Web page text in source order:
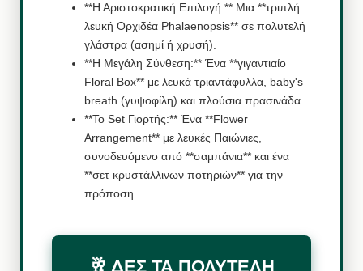
**Η Αριστοκρατική Επιλογή:** Μια **τριπλή
λευκή Ορχιδέα Phalaenopsis** σε πολυτελή
γλάστρα (ασημί ή χρυσή).
**Η Μεγάλη Σύνθεση:** Ένα **γιγαντιαίο
Floral Box** με λευκά τριαντάφυλλα, baby's
breath (γυψοφίλη) και πλούσια πρασινάδα.
**Το Set Γιορτής:** Ένα **Flower
Arrangement** με λευκές Παιώνιες,
συνοδευόμενο από **σαμπάνια** και ένα
**σετ κρυστάλλινων ποτηριών** για την
πρόποση.
🥂 ΔΕΣ ΤΑ ΠΟΛΥΤΕΛΗ